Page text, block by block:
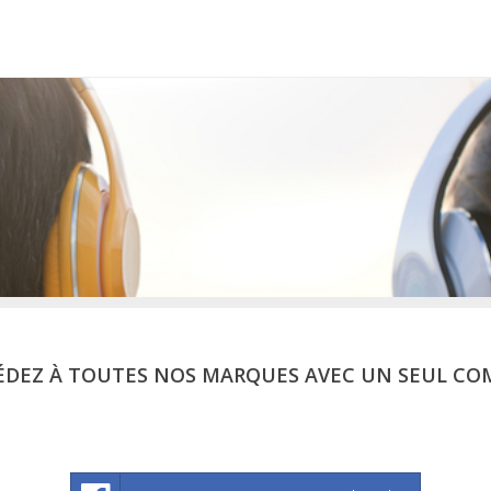
À TOUTES NOS MARQUES AVEC UN SEUL